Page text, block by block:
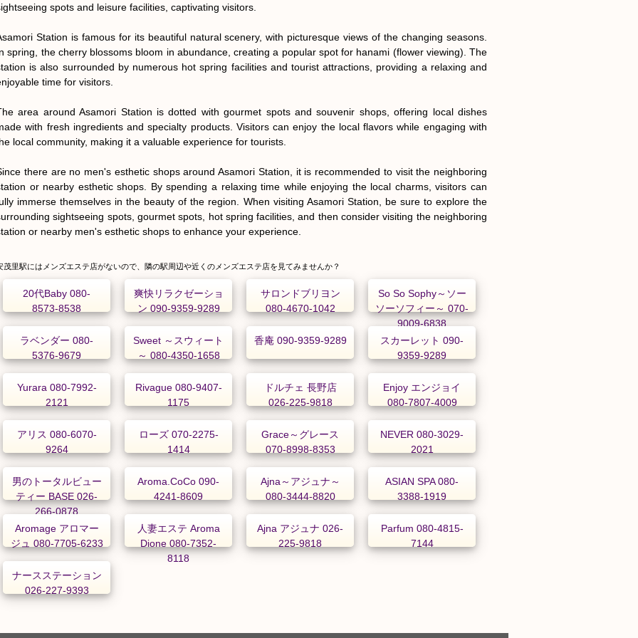
spots and leisure facilities, captivating visitors.
Station is famous for its beautiful natural scenery, with picturesque views of the changing seasons.
spring, the cherry blossoms bloom in abundance, creating a popular spot for hanami (flower viewing). The
is also surrounded by numerous hot spring facilities and tourist attractions, providing a relaxing and
time for visitors.
area around Asamori Station is dotted with gourmet spots and souvenir shops, offering local dishes
with fresh ingredients and specialty products. Visitors can enjoy the local flavors while engaging with
local community, making it a valuable experience for tourists.
there are no men's esthetic shops around Asamori Station, it is recommended to visit the neighboring
or nearby esthetic shops. By spending a relaxing time while enjoying the local charms, visitors can
immerse themselves in the beauty of the region. When visiting Asamori Station, be sure to explore the
sightseeing spots, gourmet spots, hot spring facilities, and then consider visiting the neighboring
or nearby men's esthetic shops to enhance your experience.
茂里駅にはメンズエステ店がないので、隣の駅周辺や近くのメンズエステ店を見てみませんか？
20代Baby 080-
8573-8538
爽快リラクゼーショ
ン 090-9359-9289
サロンドブリヨン
080-4670-1042
So So Sophy～ソー
ソーソフィー～ 070-
9009-6838
ラベンダー 080-
5376-9679
Sweet ～スウィート
～ 080-4350-1658
香庵 090-9359-9289
スカーレット 090-
9359-9289
Yurara 080-7992-
2121
Rivague 080-9407-
1175
ドルチェ 長野店
026-225-9818
Enjoy エンジョイ
080-7807-4009
アリス 080-6070-
9264
ローズ 070-2275-
1414
Grace～グレース
070-8998-8353
NEVER 080-3029-
2021
男のトータルビュー
ティー BASE 026-
266-0878
Aroma.CoCo 090-
4241-8609
Ajna～アジュナ～
080-3444-8820
ASIAN SPA 080-
3388-1919
Aromage アロマー
ジュ 080-7705-6233
人妻エステ Aroma
Dione 080-7352-
8118
Ajna アジュナ 026-
225-9818
Parfum 080-4815-
7144
ナースステーション
026-227-9393